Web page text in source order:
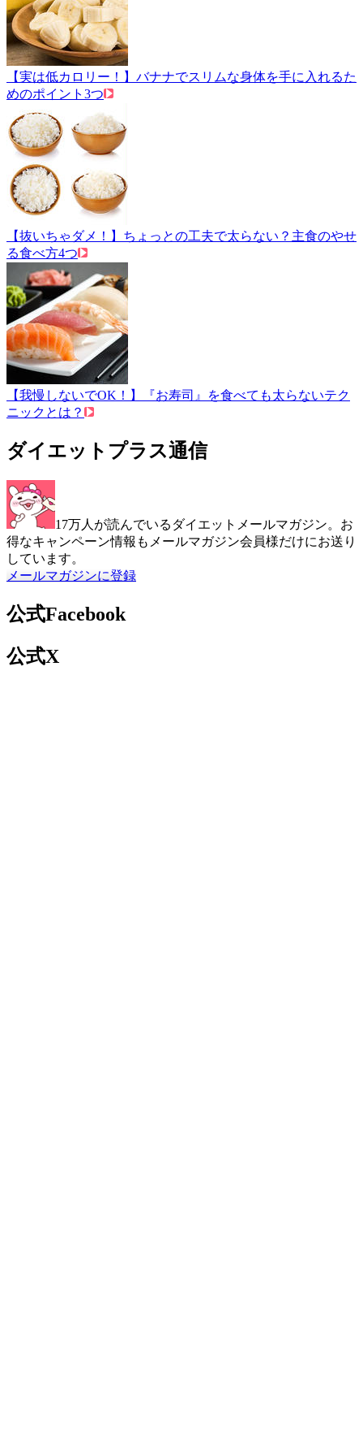
【実は低カロリー！】バナナでスリムな身体を手に入れるた
めのポイント3つ
【抜いちゃダメ！】ちょっとの工夫で太らない？主食のやせ
る食べ方4つ
【我慢しないでOK！】『お寿司』を食べても太らないテク
ニックとは？
ダイエットプラス通信
17万人が読んでいるダイエットメールマガジン。お
得なキャンペーン情報もメールマガジン会員様だけにお送り
しています。
メールマガジンに登録
公式Facebook
公式X